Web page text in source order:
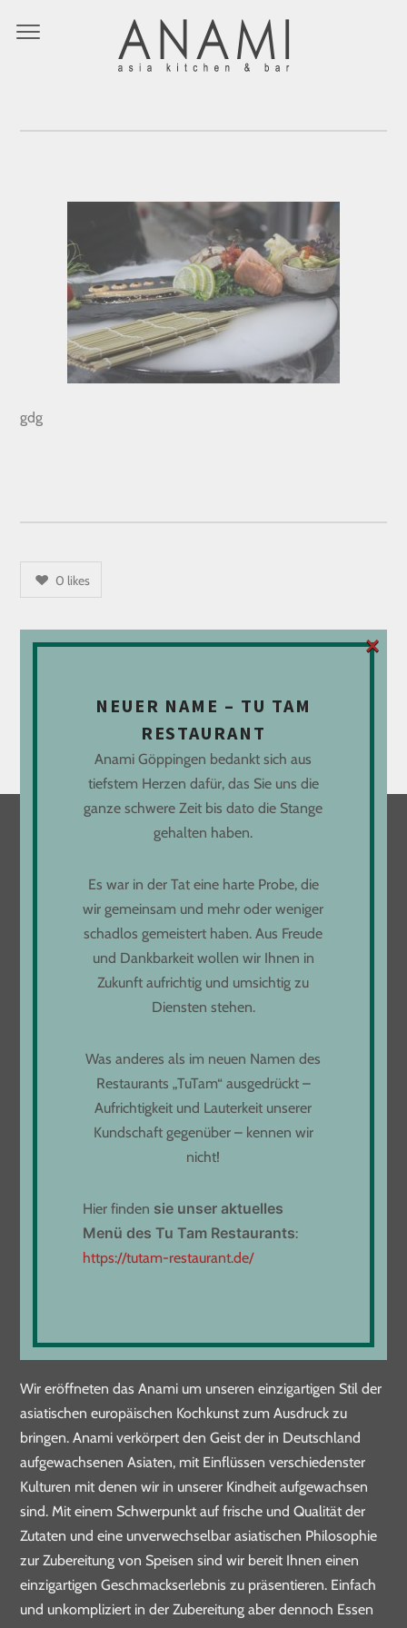
IMG_2723
gdg
0 likes
angemeldet sein, um einen Kommentar
Freihofstraße 9
73033 Göppingen
ÖFFNUNGSZEITEN
Montag bis Donnerstag
von 11:00 bis 22:00
Freitag von 11:30 bis 23:00
Samstag - Sonntag 11:30 bis 22:30
Tel. 07161 61 96 628
✻
Wir eröffneten das Anami um unseren einzigartigen Stil der
asiatischen europäischen Kochkunst zum Ausdruck zu
bringen. Anami verkörpert den Geist der in Deutschland
aufgewachsenen Asiaten, mit Einflüssen verschiedenster
Kulturen mit denen wir in unserer Kindheit aufgewachsen
sind. Mit einem Schwerpunkt auf frische und Qualität der
Zutaten und eine unverwechselbar asiatischen Philosophie
zur Zubereitung von Speisen sind wir bereit Ihnen einen
einzigartigen Geschmackserlebnis zu präsentieren. Einfach
und unkompliziert in der Zubereitung aber dennoch Essen
NEUER NAME – TU TAM
RESTAURANT
Anami Göppingen bedankt sich aus
tiefstem Herzen dafür, das Sie uns die
ganze schwere Zeit bis dato die Stange
gehalten haben.
Es war in der Tat eine harte Probe, die
wir gemeinsam und mehr oder weniger
schadlos gemeistert haben. Aus Freude
und Dankbarkeit wollen wir Ihnen in
Zukunft aufrichtig und umsichtig zu
Diensten stehen.
Was anderes als im neuen Namen des
Restaurants „TuTam“ ausgedrückt –
Aufrichtigkeit und Lauterkeit unserer
Kundschaft gegenüber – kennen wir
nicht!
Hier finden sie unser aktuelles
Menü des Tu Tam Restaurants:
https://tutam-restaurant.de/
×